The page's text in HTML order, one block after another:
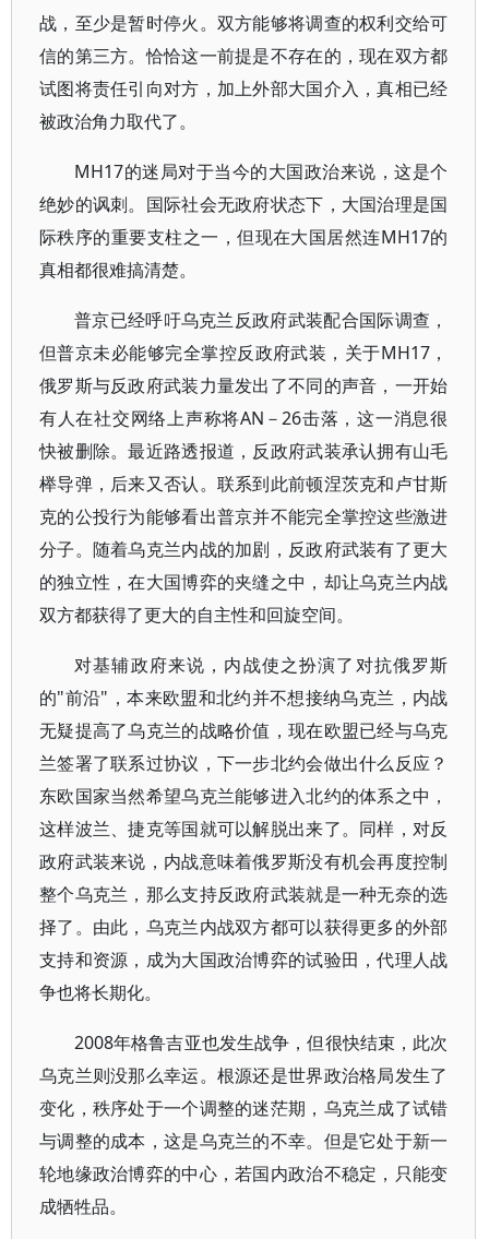
战，至少是暂时停火。双方能够将调查的权利交给可
信的第三方。恰恰这一前提是不存在的，现在双方都
试图将责任引向对方，加上外部大国介入，真相已经
被政治角力取代了。
MH17的迷局对于当今的大国政治来说，这是个
绝妙的讽刺。国际社会无政府状态下，大国治理是国
际秩序的重要支柱之一，但现在大国居然连MH17的
真相都很难搞清楚。
普京已经呼吁乌克兰反政府武装配合国际调查，
但普京未必能够完全掌控反政府武装，关于MH17，
俄罗斯与反政府武装力量发出了不同的声音，一开始
有人在社交网络上声称将AN－26击落，这一消息很
快被删除。最近路透报道，反政府武装承认拥有山毛
榉导弹，后来又否认。联系到此前顿涅茨克和卢甘斯
克的公投行为能够看出普京并不能完全掌控这些激进
分子。随着乌克兰内战的加剧，反政府武装有了更大
的独立性，在大国博弈的夹缝之中，却让乌克兰内战
双方都获得了更大的自主性和回旋空间。
对基辅政府来说，内战使之扮演了对抗俄罗斯
的"前沿"，本来欧盟和北约并不想接纳乌克兰，内战
无疑提高了乌克兰的战略价值，现在欧盟已经与乌克
兰签署了联系过协议，下一步北约会做出什么反应？
东欧国家当然希望乌克兰能够进入北约的体系之中，
这样波兰、捷克等国就可以解脱出来了。同样，对反
政府武装来说，内战意味着俄罗斯没有机会再度控制
整个乌克兰，那么支持反政府武装就是一种无奈的选
择了。由此，乌克兰内战双方都可以获得更多的外部
支持和资源，成为大国政治博弈的试验田，代理人战
争也将长期化。
2008年格鲁吉亚也发生战争，但很快结束，此次
乌克兰则没那么幸运。根源还是世界政治格局发生了
变化，秩序处于一个调整的迷茫期，乌克兰成了试错
与调整的成本，这是乌克兰的不幸。但是它处于新一
轮地缘政治博弈的中心，若国内政治不稳定，只能变
成牺牲品。